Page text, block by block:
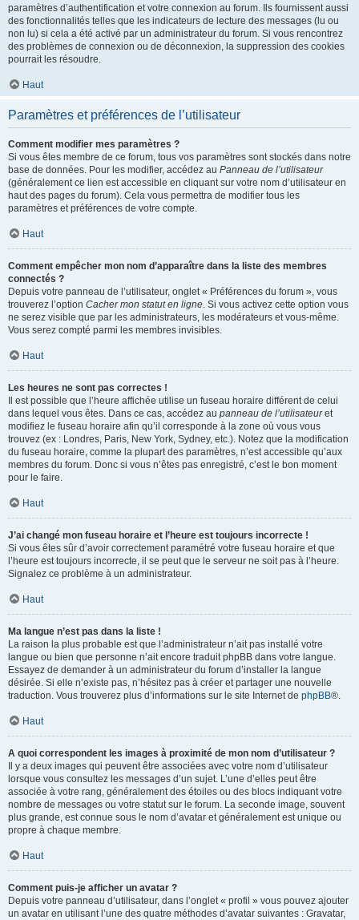
paramètres d’authentification et votre connexion au forum. Ils fournissent aussi
des fonctionnalités telles que les indicateurs de lecture des messages (lu ou
non lu) si cela a été activé par un administrateur du forum. Si vous rencontrez
des problèmes de connexion ou de déconnexion, la suppression des cookies
pourrait les résoudre.
Haut
Paramètres et préférences de l’utilisateur
Comment modifier mes paramètres ?
Si vous êtes membre de ce forum, tous vos paramètres sont stockés dans notre
base de données. Pour les modifier, accédez au Panneau de l’utilisateur
(généralement ce lien est accessible en cliquant sur votre nom d’utilisateur en
haut des pages du forum). Cela vous permettra de modifier tous les
paramètres et préférences de votre compte.
Haut
Comment empêcher mon nom d’apparaître dans la liste des membres
connectés ?
Depuis votre panneau de l’utilisateur, onglet « Préférences du forum », vous
trouverez l’option Cacher mon statut en ligne. Si vous activez cette option vous
ne serez visible que par les administrateurs, les modérateurs et vous-même.
Vous serez compté parmi les membres invisibles.
Haut
Les heures ne sont pas correctes !
Il est possible que l’heure affichée utilise un fuseau horaire différent de celui
dans lequel vous êtes. Dans ce cas, accédez au panneau de l’utilisateuret
modifiez le fuseau horaire afin qu’il corresponde à la zone où vous vous
trouvez (ex : Londres, Paris, New York, Sydney, etc.). Notez que la modification
du fuseau horaire, comme la plupart des paramètres, n’est accessible qu’aux
membres du forum. Donc si vous n’êtes pas enregistré, c’est le bon moment
pour le faire.
Haut
J’ai changé mon fuseau horaire et l’heure est toujours incorrecte !
Si vous êtes sûr d’avoir correctement paramétré votre fuseau horaire et que
l’heure est toujours incorrecte, il se peut que le serveur ne soit pas à l’heure.
Signalez ce problème à un administrateur.
Haut
Ma langue n’est pas dans la liste !
La raison la plus probable est que l’administrateur n’ait pas installé votre
langue ou bien que personne n’ait encore traduit phpBB dans votre langue.
Essayez de demander à un administrateur du forum d’installer la langue
désirée. Si elle n’existe pas, n’hésitez pas à créer et partager une nouvelle
traduction. Vous trouverez plus d’informations sur le site Internet de phpBB®.
Haut
A quoi correspondent les images à proximité de mon nom d’utilisateur ?
Il y a deux images qui peuvent être associées avec votre nom d’utilisateur
lorsque vous consultez les messages d’un sujet. L’une d’elles peut être
associée à votre rang, généralement des étoiles ou des blocs indiquant votre
nombre de messages ou votre statut sur le forum. La seconde image, souvent
plus grande, est connue sous le nom d’avatar et généralement est unique ou
propre à chaque membre.
Haut
Comment puis-je afficher un avatar ?
Depuis votre panneau d’utilisateur, dans l’onglet « profil » vous pouvez ajouter
un avatar en utilisant l’une des quatre méthodes d’avatar suivantes : Gravatar,